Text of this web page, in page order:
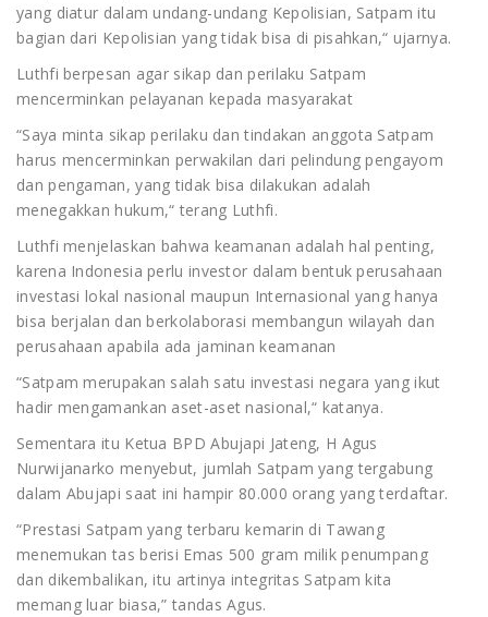
yang diatur dalam undang-undang Kepolisian, Satpam itu
bagian dari Kepolisian yang tidak bisa di pisahkan,“ ujarnya.
Luthfi berpesan agar sikap dan perilaku Satpam
mencerminkan pelayanan kepada masyarakat
“Saya minta sikap perilaku dan tindakan anggota Satpam
harus mencerminkan perwakilan dari pelindung pengayom
dan pengaman, yang tidak bisa dilakukan adalah
menegakkan hukum,“ terang Luthfi.
Luthfi menjelaskan bahwa keamanan adalah hal penting,
karena Indonesia perlu investor dalam bentuk perusahaan
investasi lokal nasional maupun Internasional yang hanya
bisa berjalan dan berkolaborasi membangun wilayah dan
perusahaan apabila ada jaminan keamanan
“Satpam merupakan salah satu investasi negara yang ikut
hadir mengamankan aset-aset nasional,“ katanya.
Sementara itu Ketua BPD Abujapi Jateng, H Agus
Nurwijanarko menyebut, jumlah Satpam yang tergabung
dalam Abujapi saat ini hampir 80.000 orang yang terdaftar.
“Prestasi Satpam yang terbaru kemarin di Tawang
menemukan tas berisi Emas 500 gram milik penumpang
dan dikembalikan, itu artinya integritas Satpam kita
memang luar biasa,” tandas Agus.